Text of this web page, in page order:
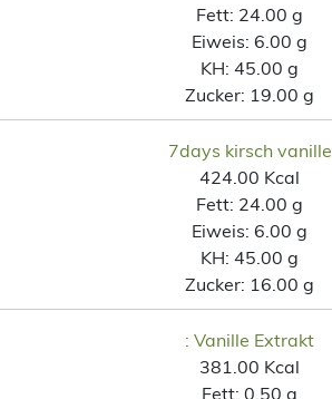
Fett: 24.00 g
Eiweis: 6.00 g
KH: 45.00 g
Zucker: 19.00 g
7days kirsch vanille
424.00 Kcal
Fett: 24.00 g
Eiweis: 6.00 g
KH: 45.00 g
Zucker: 16.00 g
: Vanille Extrakt
381.00 Kcal
Fett: 0.50 g